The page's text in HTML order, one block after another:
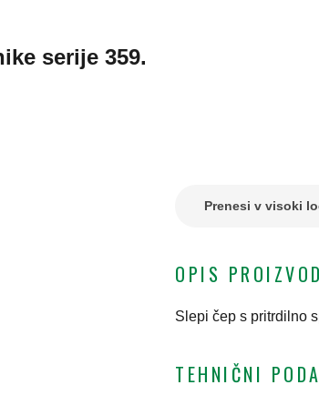
serije 359.
Prenesi v visoki
OPIS
Slepi čep s pritrdilno
TEHNIČNI